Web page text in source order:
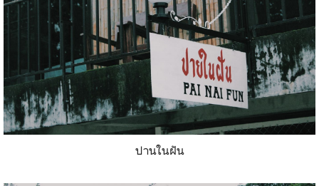
ปานในฝัน